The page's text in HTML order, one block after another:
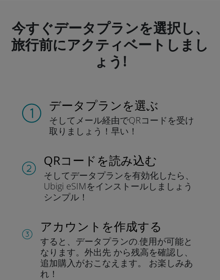
今すぐデータプランを選択し、
旅行前にアクティベートしまし
ょう!
データプランを選ぶ
そしてメール経由でQRコードを受け
取りましょう！早い！
QRコードを読み込む
そしてデータプランを有効化したら、
Ubigi eSIMをインストールしま しょう
シンプル！
アカウントを作成する
すると、データプランの.使用が可能と
なります。 外出先 から残高を確認し、
追加購入がおこなえます。
お楽しみあ
れ！